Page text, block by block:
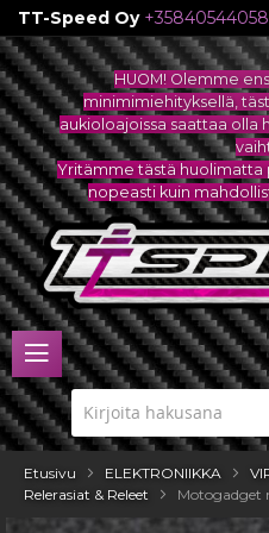
TT-Speed Oy
Skip
to
Content
HUOM! Olemme
minimimiehityksellä,
aukioloajoissa saattaa olla
Yritämme tästä huolimatta
nopeasti kuin
Etusivu ELEKTRONIIKKA
Relerasiat & Releet
Motogadget